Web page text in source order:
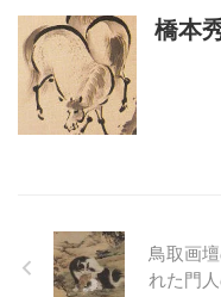
橋本
鳥取画
れた門